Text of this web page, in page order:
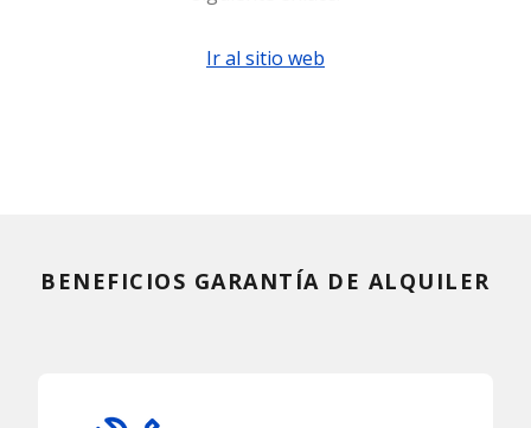
Ir al sitio web
BENEFICIOS GARANTÍA DE ALQUILER